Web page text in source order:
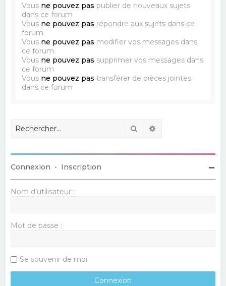
Vous ne pouvez pas publier de nouveaux sujets
dans ce forum
Vous ne pouvez pas répondre aux sujets dans ce
forum
Vous ne pouvez pas modifier vos messages dans
ce forum
Vous ne pouvez pas supprimer vos messages dans
ce forum
Vous ne pouvez pas transférer de pièces jointes
dans ce forum
Rechercher
Connexion • Inscription
Nom d’utilisateur :
Mot de passe :
Se souvenir de moi